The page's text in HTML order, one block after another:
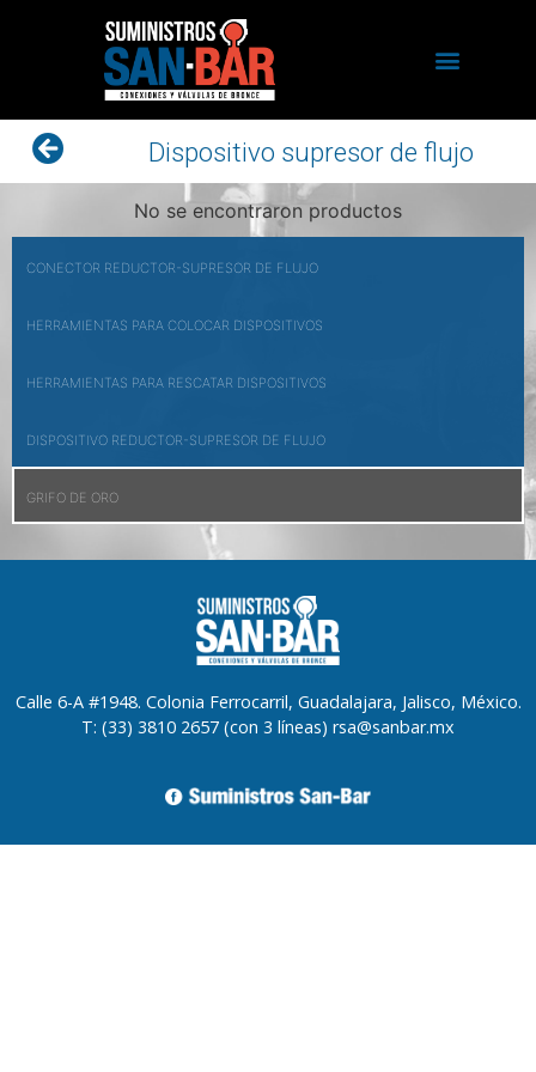
Dispositivo supresor de flujo
CONECTOR REDUCTOR-SUPRESOR DE FLUJO
HERRAMIENTAS PARA COLOCAR DISPOSITIVOS
HERRAMIENTAS PARA RESCATAR DISPOSITIVOS
DISPOSITIVO REDUCTOR-SUPRESOR DE FLUJO
GRIFO DE ORO
No se encontraron productos
Calle 6-A #1948. Colonia Ferrocarril, Guadalajara, Jalisco, México.
T: (33) 3810 2657 (con 3 líneas) rsa@sanbar.mx